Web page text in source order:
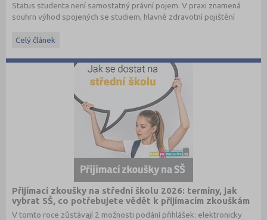
Status studenta není samostatný právní pojem. V praxi znamená
souhrn výhod spojených se studiem, hlavně zdravotní pojištění
Celý článek
Přijímací zkoušky na střední školu 2026: termíny, jak
vybrat SŠ, co potřebujete vědět k přijímacím zkouškám
V tomto roce zůstávají 2 možnosti podání přihlášek: elektronicky